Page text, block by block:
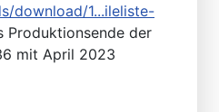
download/1...ileliste-
Produktionsende der
mit April 2023